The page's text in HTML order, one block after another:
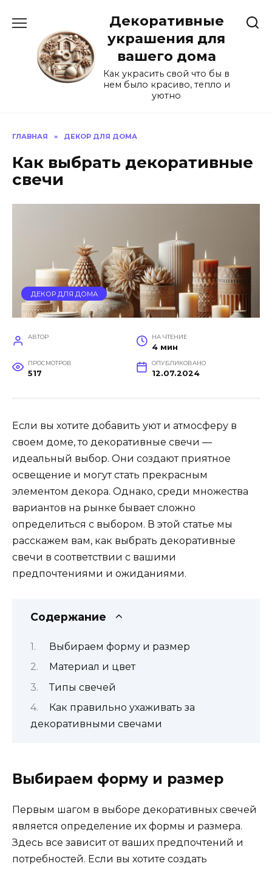
содержанию
Декоративные
украшения для
вашего дома
Как украсить свой что бы в
нем было красиво, тепло и
уютно
ГЛАВНАЯ » ДЕКОР ДЛЯ ДОМА
Как выбрать декоративные
свечи
ДЕКОР ДЛЯ ДОМА
АВТОР НА ЧТЕНИЕ
4 мин
ПРОСМОТРОВ
517
ОПУБЛИКОВАНО
12.07.2024
Если вы хотите добавить уют и атмосферу в
своем доме, то декоративные свечи —
идеальный выбор. Они создают приятное
освещение и могут стать прекрасным
элементом декора. Однако, среди множества
вариантов на рынке бывает сложно
определиться с выбором. В этой статье мы
расскажем вам, как выбрать декоративные
свечи в соответствии с вашими
предпочтениями и ожиданиями.
Содержание
Выбираем форму и размер
Материал и цвет
Типы свечей
Как правильно ухаживать за
декоративными свечами
Выбираем форму и размер
Первым шагом в выборе декоративных свечей
является определение их формы и размера.
Здесь все зависит от ваших предпочтений и
потребностей. Если вы хотите создать